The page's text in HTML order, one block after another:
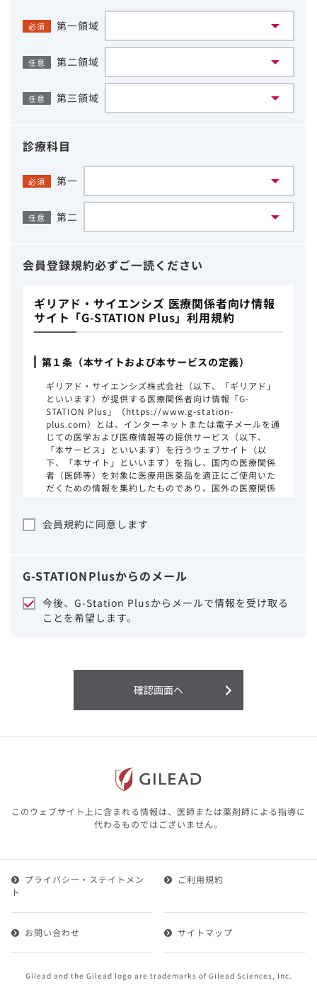
必須 第一領域
任意 第二領域
任意 第三領域
診療科目
必須 第一
任意 第二
会員登録規約必ずご一読ください
ギリアド・サイエンシズ 医療関係者向け情報
サイト「G-STATION Plus」利用規約
第１条（本サイトおよび本サービスの定義）
ギリアド・サイエンシズ株式会社（以下、「ギリアド」
といいます）が提供する医療関係者向け情報「G-
STATION Plus」（https://www.g-station-
plus.com）とは、インターネットまたは電子メールを通
じての医学および医療情報等の提供サービス（以下、
「本サービス」といいます）を行うウェブサイト（以
下、「本サイト」といいます）を指し、国内の医療関係
者（医師等）を対象に医療用医薬品を適正にご使用いた
だくための情報を集約したものであり、国外の医療関係
事項をご熟読いただき、同意された場合のみご利用くだ
ギリアドは、本サイトのコンテンツについて
細心の注意を払い、正確かつ最新の情報を提
供するように努力をしておりますが、正確
性、確実性、妥当性、有用性、ご利用になら
利用することまたは利用できなかったことよ
り生じる損害については一切の責任を負いか
含む）の情報は、その製品またはその製品の
本サイト内の情報は、医師その他医療関係者
が行なうべきアドバイスやサービスを提供す
るものではありません。本サイトに表示され
ている情報は、決して、医師その他医療関係
1.会員とは、医療関係者の方で、本サービスの利用規約
ービスに登録を申し込みギリアドがこれを承認した方を
いいます。
けることができます。
会員規約に同意します
G-STATIONPlusからのメール
今後、G-Station Plusからメールで情報を受け取る
ことを希望します。
確認画面へ
このウェブサイト上に含まれる情報は、医師または薬剤師による指導に
代わるものではございません。
Gilead and the Gilead logo are trademarks of Gilead Sciences, Inc.
プライバシー・ステイトメン
ト
ご利用規約
お問い合わせ サイトマップ